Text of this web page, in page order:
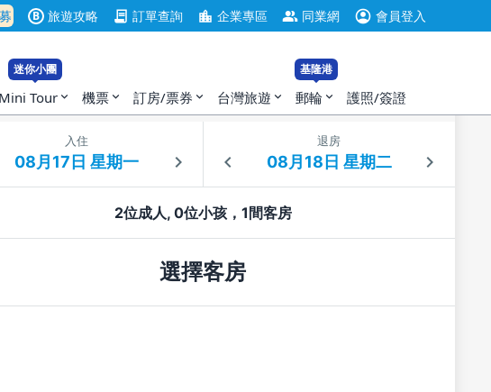
B 旅遊攻略 contract 訂單查詢 location_city 企業專區 group 同業網 account_circle 會員登入
迷你小團
Mini Tour expand_more 機票 expand_more 訂房/票券 expand_more 台灣旅遊 expand_more
基隆港
郵輪 expand_more 護照/簽證
入住 退房
2位成人, 0位小孩，1間客房
選擇客房